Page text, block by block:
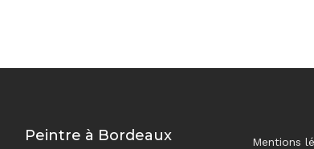
Peintre à Bordeaux Mentions